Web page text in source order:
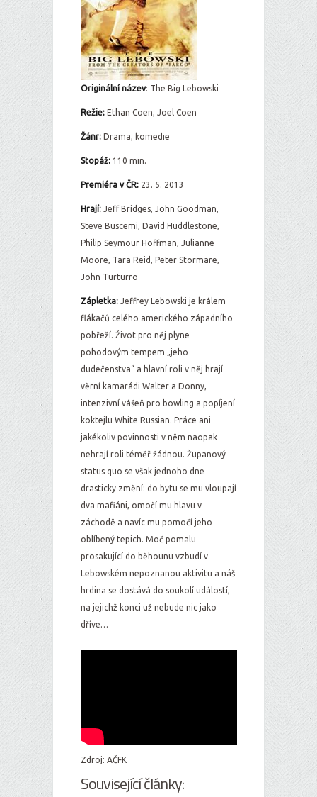
Originální název: The Big Lebowski
Režie: Ethan Coen, Joel Coen
Žánr: Drama, komedie
Stopáž: 110 min.
Premiéra v ČR: 23. 5. 2013
Hrají: Jeff Bridges, John Goodman,
Steve Buscemi, David Huddlestone,
Philip Seymour Hoffman, Julianne
Moore, Tara Reid, Peter Stormare,
John Turturro
Zápletka: Jeffrey Lebowski je králem
flákačů celého amerického západního
pobřeží. Život pro něj plyne
pohodovým tempem „jeho
dudečenstva“ a hlavní roli v něj hrají
věrní kamarádi Walter a Donny,
intenzivní vášeň pro bowling a popíjení
koktejlu White Russian. Práce ani
jakékoliv povinnosti v něm naopak
nehrají roli téměř žádnou. Županový
status quo se však jednoho dne
drasticky změní: do bytu se mu vloupají
dva mafiáni, omočí mu hlavu v
záchodě a navíc mu pomočí jeho
oblíbený tepich. Moč pomalu
prosakující do běhounu vzbudí v
Lebowském nepoznanou aktivitu a náš
hrdina se dostává do soukolí událostí,
na jejichž konci už nebude nic jako
dříve…
Zdroj: AČFK
Související články: